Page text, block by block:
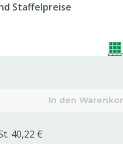
In den
40,22 €
Staffelpreise